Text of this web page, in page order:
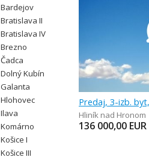
Bardejov
Bratislava II
Bratislava IV
Brezno
Čadca
Dolný Kubín
Galanta
Hlohovec
Ilava
Komárno
Košice I
Košice III
Predaj, 3-izb.
Hliník nad Hronom
136 000,00 EUR